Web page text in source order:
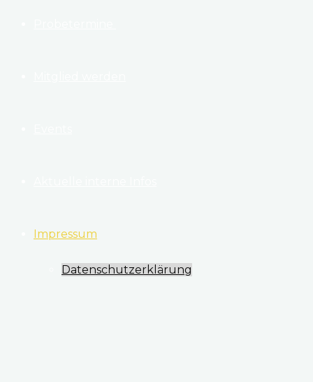
Impressum
Datenschutzerklärung